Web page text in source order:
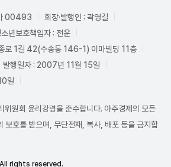
00493
회장·발행인 : 곽영길
소년보호책임자 : 전운
로 1길 42(수송동 146-1) 이마빌딩 11층
발행일자 : 2007년 11월 15일
일
위원회 윤리강령을 준수합니다. 아주경제의 모든
보호를 받으며, 무단전재, 복사, 배포 등을 금지합
rights reserved.